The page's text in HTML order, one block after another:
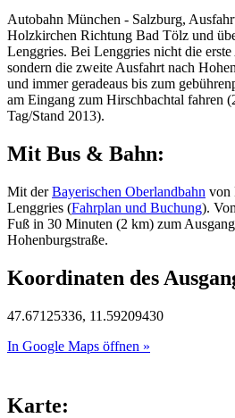
Autobahn München - Salzburg,
Holzkirchen Richtung Bad Tölz und
Lenggries. Bei Lenggries nicht die
sondern die zweite Ausfahrt nach
und immer geradeaus bis zum
am Eingang zum Hirschbachtal fahren
Tag/Stand 2013).
Mit Bus & Bahn:
Mit derBayerischen Oberlandbahn von
Lenggries (Fahrplan und Buchung).
Fuß in 30 Minuten (2 km) zum
Hohenburgstraße.
Koordinaten des
47.67125336, 11.59209430
In Google Maps öffnen »
Karte: